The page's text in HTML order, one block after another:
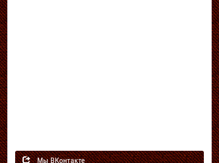
Мы ВКонтакте